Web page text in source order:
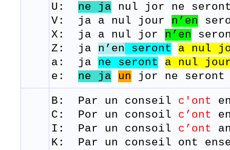
U: ne ja nul j or ne
V: j a a nul j our n’en
X: j a a nul j or n’en
Z: ja n’en seront a nul j
a: ja ne seront
a nul
e: ne ja un jor ne
B: Par un conseil c'ont
C: Por un consoil c’ont
I: Par un consoil c’ont
K: Par un conseil ont